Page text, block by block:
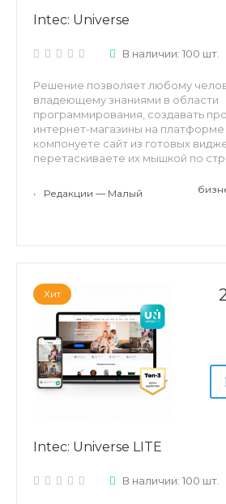
Intec: Universe
В наличии: 100 шт.
Решение позволяет любому
владеющему знаниями в области
программирования, создавать
интернет-магазины на платформе
компонуете сайт из готовых
перетаскиваете их мышкой по
• Редакции — Малый
Хит
Intec: Universe LITE
В наличии: 100 шт.